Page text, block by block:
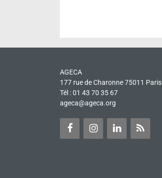
AGECA
177 rue de Charonne 75011 Paris
Tél : 01 43 70 35 67
ageca@ageca.org